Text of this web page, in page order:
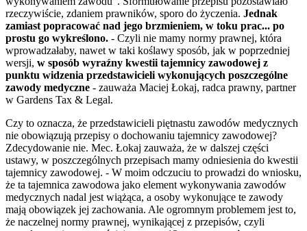
rzeczywiście, zdaniem prawników, sporo do życzenia. Jednak
zamiast popracować nad jego brzmieniem, w toku prac... po
prostu go wykreślono. - Czyli nie mamy normy prawnej, która
wprowadzałaby, nawet w taki koślawy sposób, jak w poprzedniej
wersji, w sposób wyraźny kwestii tajemnicy zawodowej z
punktu widzenia przedstawicieli wykonujących poszczególne
zawody medyczne - zauważa Maciej Łokaj, radca prawny, partner
w Gardens Tax & Legal.
Czy to oznacza, że przedstawicieli piętnastu zawodów medycznych
nie obowiązują przepisy o dochowaniu tajemnicy zawodowej?
Zdecydowanie nie. Mec. Łokaj zauważa, że w dalszej części
ustawy, w poszczególnych przepisach mamy odniesienia do kwestii
tajemnicy zawodowej. - W moim odczuciu to prowadzi do wniosku,
że ta tajemnica zawodowa jako element wykonywania zawodów
medycznych nadal jest wiążąca, a osoby wykonujące te zawody
mają obowiązek jej zachowania. Ale ogromnym problemem jest to,
że naczelnej normy prawnej, wynikającej z przepisów, czyli